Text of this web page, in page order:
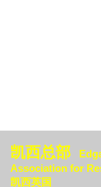
凯西总部
Association for
凯西英国